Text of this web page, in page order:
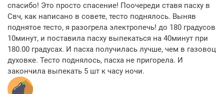
спасибо! Это просто спасение! Поочереди ставя пасху в
Свч, как написано в совете, тесто поднялось. Выняв
поднятое тесто, я разогрела электропечь! до 180 градусов
10минут, и поставила пасху выпекаться на 40минут при
180.00 градусах. И пасха получилась лучше, чем в газовоц
духовке. Тесто поднялось, пасха не пригорела. И
закончила выпекать 5 шт к часу ночи.